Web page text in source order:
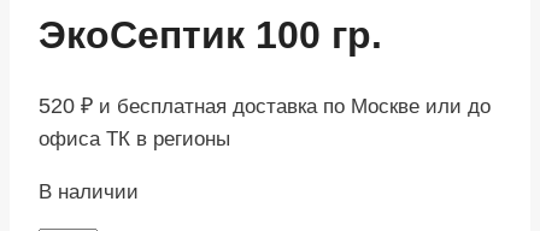
ЭкоСептик 100 гр.
520 ₽ и бесплатная доставка по Москве или до
офиса ТК в регионы
В наличии